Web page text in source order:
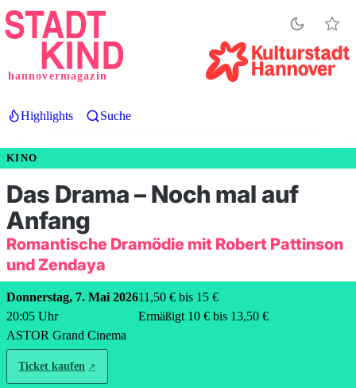
Direkt
zum
hannovermagazin
Highlights Suche
KINO
Das Drama – Noch mal auf
Anfang
Romantische Dramödie mit Robert Pattinson
und Zendaya
Donnerstag, 7. Mai 2026
20:05 Uhr
ASTOR Grand Cinema
11,50 € bis 15 €
Ermäßigt 10 € bis 13,50 €
Ticket kaufen